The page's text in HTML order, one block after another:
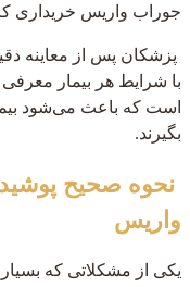
جوراب واریس خریداری
پزشکان پس از معاینه
با شرایط هر بیمار
است که باعث می‌شود
بگیرند.
نحوه صحیح
واریس
یکی از مشکلاتی که